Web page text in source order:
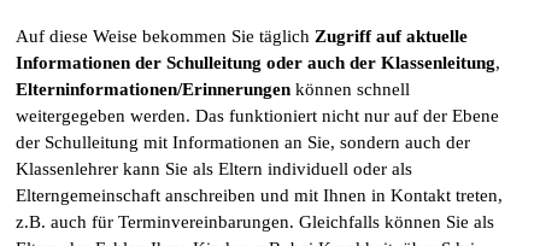
Auf diese Weise bekommen Sie täglich Zugriff auf aktuelle
Informationen der Schulleitung oder auch der Klassenleitung,
Elterninformationen/Erinnerungen können schnell
weitergegeben werden. Das funktioniert nicht nur auf der Ebene
der Schulleitung mit Informationen an Sie, sondern auch der
Klassenlehrer kann Sie als Eltern individuell oder als
Elterngemeinschaft anschreiben und mit Ihnen in Kontakt treten,
z.B. auch für Terminvereinbarungen. Gleichfalls können Sie als